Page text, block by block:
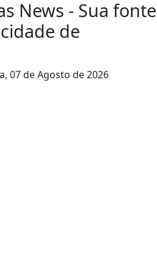
News - Sua fonte
de
07 de Agosto de 2026